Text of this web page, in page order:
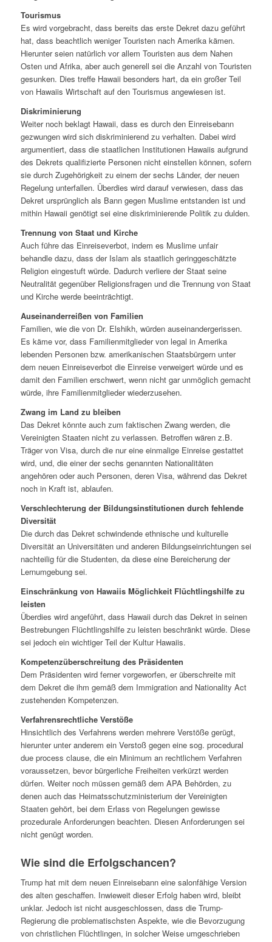
Tourismus
Es wird vorgebracht, dass bereits das erste Dekret dazu geführt
hat, dass beachtlich weniger Touristen nach Amerika kämen.
Hierunter seien natürlich vor allem Touristen aus dem Nahen
Osten und Afrika, aber auch generell sei die Anzahl von Touristen
gesunken. Dies treffe Hawaii besonders hart, da ein großer Teil
von Hawaiis Wirtschaft auf den Tourismus angewiesen ist.
Diskriminierung
Weiter noch beklagt Hawaii, dass es durch den Einreisebann
gezwungen wird sich diskriminierend zu verhalten. Dabei wird
argumentiert, dass die staatlichen Institutionen Hawaiis aufgrund
des Dekrets qualifizierte Personen nicht einstellen können, sofern
sie durch Zugehörigkeit zu einem der sechs Länder, der neuen
Regelung unterfallen. Überdies wird darauf verwiesen, dass das
Dekret ursprünglich als Bann gegen Muslime entstanden ist und
mithin Hawaii genötigt sei eine diskriminierende Politik zu dulden.
Trennung von Staat und Kirche
Auch führe das Einreiseverbot, indem es Muslime unfair
behandle dazu, dass der Islam als staatlich geringgeschätzte
Religion eingestuft würde. Dadurch verliere der Staat seine
Neutralität gegenüber Religionsfragen und die Trennung von Staat
und Kirche werde beeinträchtigt.
Auseinanderreißen von Familien
Familien, wie die von Dr. Elshikh, würden auseinandergerissen.
Es käme vor, dass Familienmitglieder von legal in Amerika
lebenden Personen bzw. amerikanischen Staatsbürgern unter
dem neuen Einreiseverbot die Einreise verweigert würde und es
damit den Familien erschwert, wenn nicht gar unmöglich gemacht
würde, ihre Familienmitglieder wiederzusehen.
Zwang im Land zu bleiben
Das Dekret könnte auch zum faktischen Zwang werden, die
Vereinigten Staaten nicht zu verlassen. Betroffen wären z.B.
Träger von Visa, durch die nur eine einmalige Einreise gestattet
wird, und, die einer der sechs genannten Nationalitäten
angehören oder auch Personen, deren Visa, während das Dekret
noch in Kraft ist, ablaufen.
Verschlechterung der Bildungsinstitutionen durch fehlende
Diversität
Die durch das Dekret schwindende ethnische und kulturelle
Diversität an Universitäten und anderen Bildungseinrichtungen sei
nachteilig für die Studenten, da diese eine Bereicherung der
Lernumgebung sei.
Einschränkung von Hawaiis Möglichkeit Flüchtlingshilfe zu
leisten
Überdies wird angeführt, dass Hawaii durch das Dekret in seinen
Bestrebungen Flüchtlingshilfe zu leisten beschränkt würde. Diese
sei jedoch ein wichtiger Teil der Kultur Hawaiis.
Kompetenzüberschreitung des Präsidenten
Dem Präsidenten wird ferner vorgeworfen, er überschreite mit
dem Dekret die ihm gemäß dem Immigration and Nationality Act
zustehenden Kompetenzen.
Verfahrensrechtliche Verstöße
Hinsichtlich des Verfahrens werden mehrere Verstöße gerügt,
hierunter unter anderem ein Verstoß gegen eine sog. procedural
due process clause, die ein Minimum an rechtlichem Verfahren
voraussetzen, bevor bürgerliche Freiheiten verkürzt werden
dürfen. Weiter noch müssen gemäß dem APABehörden, zu
denen auch das Heimatsschutzministerium der Vereinigten
Staaten gehört, bei dem Erlass von Regelungen gewisse
prozedurale Anforderungen beachten. Diesen Anforderungen sei
nicht genügt worden.
Wie sind die Erfolgschancen?
Trump hat mit dem neuen Einreisebann eine salonfähige Version
des alten geschaffen. Inwieweit dieser Erfolg haben wird, bleibt
unklar. Jedoch ist nicht ausgeschlossen, dass die Trump-
Regierung die problematischsten Aspekte, wie die Bevorzugung
von christlichen Flüchtlingen, in solcher Weise umgeschrieben